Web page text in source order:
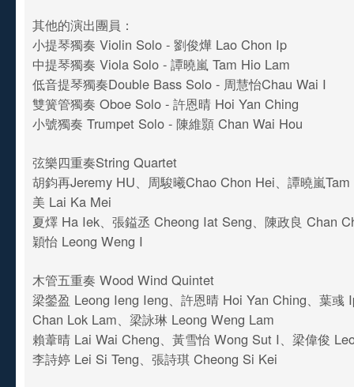
其他的演出團員：
小提琴獨奏 Violin Solo - 劉俊燁 Lao Chon Ip
中提琴獨奏 Viola Solo - 譚曉嵐 Tam Hio Lam
低音提琴獨奏Double Bass Solo - 周慧怡Chau Wai I
雙簧管獨奏 Oboe Solo - 許恩晴 Hoi Yan Ching
小號獨奏 Trumpet Solo - 陳維顥 Chan Wai Hou
弦樂四重奏String Quartet
胡鈞再Jeremy HU、周駿曦Chao Chon Hei、譚曉嵐
美 Lai Ka Mei
夏燡 Ha Iek、張鎰丞 Cheong Iat Seng、陳政良 Chan
穎怡 Leong Weng I
木管五重奏 Wood Wind Quintet
梁鎣盈 Leong Ieng Ieng、許恩晴 Hoi Yan Ching、葉彧
Chan Lok Lam、梁詠琳 Leong Weng Lam
賴葦晴 Lai Wai Cheng、黃雪怡 Wong Sut I、梁偉俊
李詩婷 Lei Si Teng、張詩琪 Cheong Si Kei